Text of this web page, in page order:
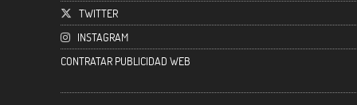
TWITTER
INSTAGRAM
CONTRATAR PUBLICIDAD WEB